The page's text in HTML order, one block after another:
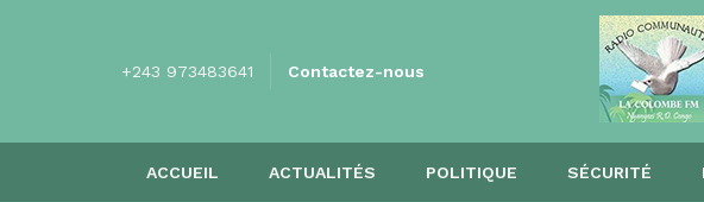
+243 973483641 Contactez-nous
ACCUEIL ACTUALITÉS POLITIQUE SÉCURITÉ